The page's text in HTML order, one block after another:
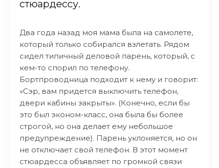
стюардессу.
Два года назад моя мама была на самолете,
который только собирался взлетать. Рядом
сидел типичный деловой парень, который, с
кем-то спорил по телефону.
Бортпроводница подходит к нему и говорит:
«Сэр, вам придется выключить телефон,
двери кабины закрыты». (Конечно, если бы
это был эконом-класс, она была бы более
строгой, но она делает ему небольшое
предупреждение). Парень уклоняется, но он
не отключает свой телефон. В этот момент
стюардесса объявляет по громкой связи